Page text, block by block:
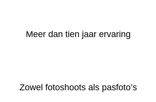
Meer dan tien jaar ervaring
Zowel fotoshoots als pasfoto’s